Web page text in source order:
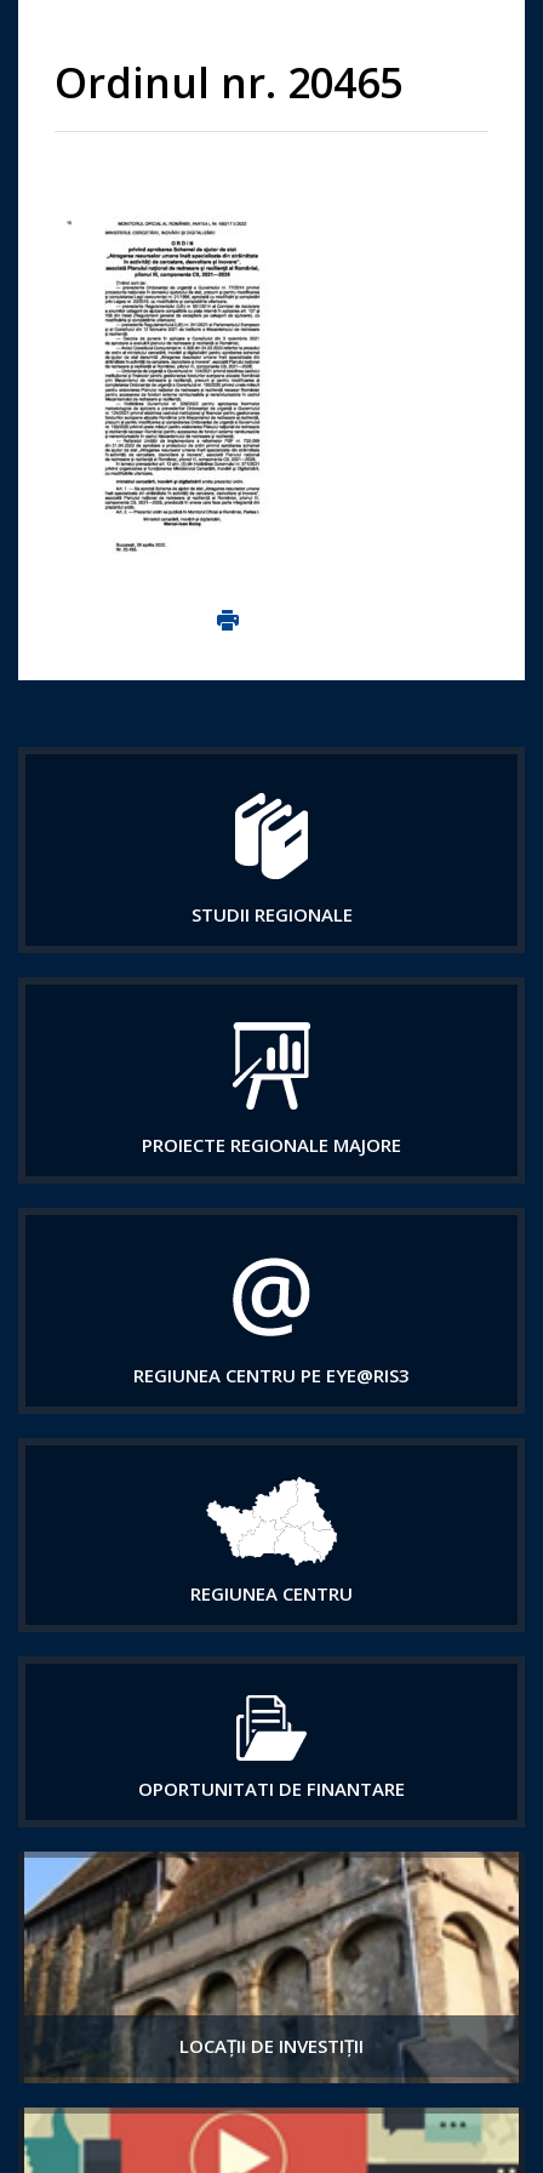
Ordinul nr. 20465
Imprima aceasta pagina
STUDII REGIONALE
PROIECTE REGIONALE MAJORE
REGIUNEA CENTRU PE EYE@RIS3
REGIUNEA CENTRU
OPORTUNITATI DE FINANTARE
LOCAȚII DE INVESTIȚII